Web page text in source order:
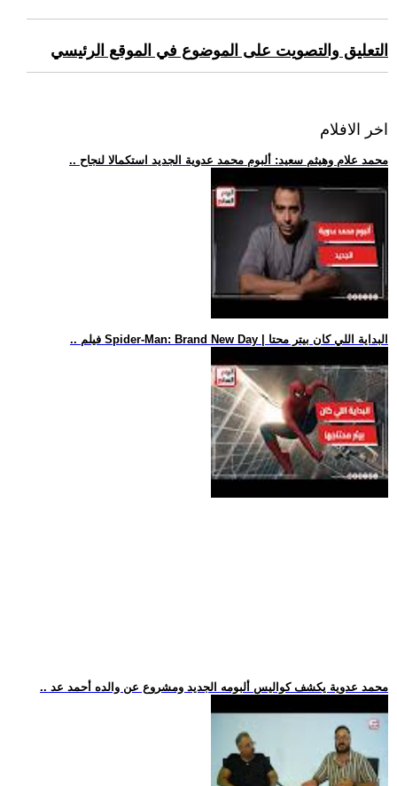
التعليق والتصويت على الموضوع في الموقع الرئيسي
اخر الافلام
.. محمد علام وهيثم سعيد: ألبوم محمد عدوية الجديد استكمالا لنجاح
.. فيلم Spider-Man: Brand New Day | البداية اللي كان بيتر محتا
.. محمد عدوية يكشف كواليس ألبومه الجديد ومشروع عن والده أحمد عد